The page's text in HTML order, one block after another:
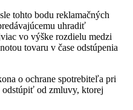
tohto bodu reklamačných
uhradiť
vo výške rozdielu medzi
tovaru v čase odstúpenia
o ochrane spotrebiteľa pri
od zmluvy, ktorej